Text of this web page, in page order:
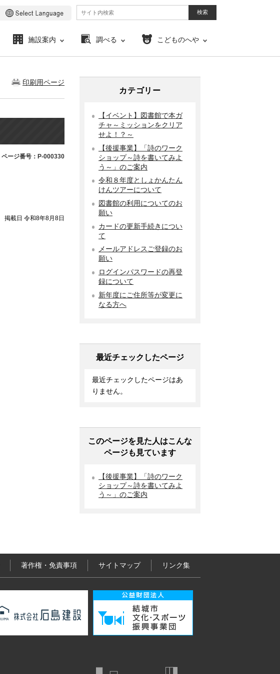
施設案内 調べる こどものへや
印刷用ページ
ページ番号：P-000330
掲載日 令和8年8月8日
カテゴリー
【イベント】図書館で本ガ
チャ～ミッションをクリア
せよ！？～
【後援事業】「詩のワーク
ショップ～詩を書いてみよ
う～」のご案内
令和８年度としょかんたん
けんツアーについて
図書館の利用についてのお
願い
カードの更新手続きについ
て
メールアドレスご登録のお
願い
ログインパスワードの再登
録について
新年度にご住所等が変更に
なる方へ
最近チェックしたページ
最近チェックしたページはあ
りません。
このページを見た人はこんな
ページも見ています
【後援事業】「詩のワーク
ショップ～詩を書いてみよ
う～」のご案内
リンク集
サイトマップ
著作権・免責事項